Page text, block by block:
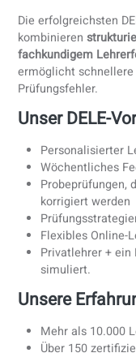
Wie Sie sich
vorbereiten
1. Erstellen
Lernplan
Weniger als 2
Wiederholung
2.
Sprechen
Aus unserer
die